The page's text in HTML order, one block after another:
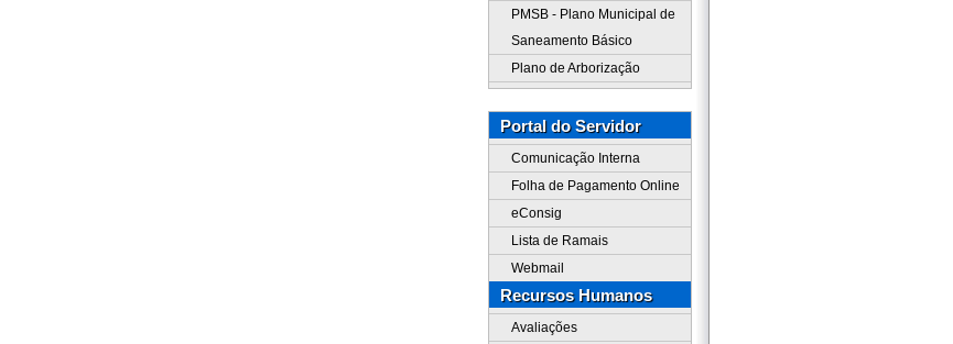
PMSB - Plano Municipal de
Saneamento Básico
Plano de Arborização
Portal do Servidor
Comunicação Interna
Folha de Pagamento Online
eConsig
Lista de Ramais
Webmail
Recursos Humanos
Avaliações